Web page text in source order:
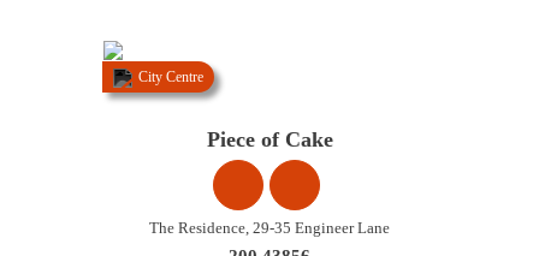
City Centre
Piece of Cake
The Residence, 29-35 Engineer Lane